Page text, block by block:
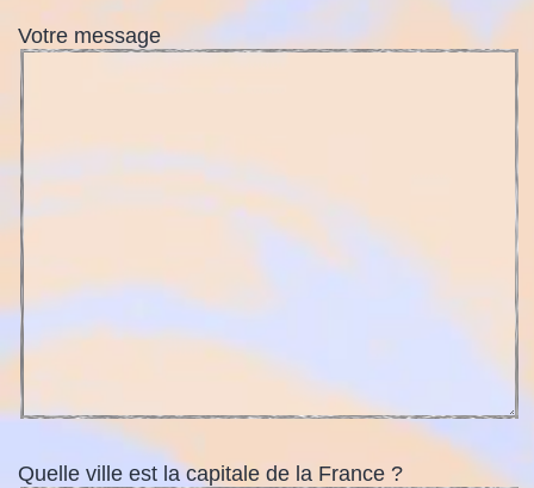
Votre message
Quelle ville est la capitale de la France ?